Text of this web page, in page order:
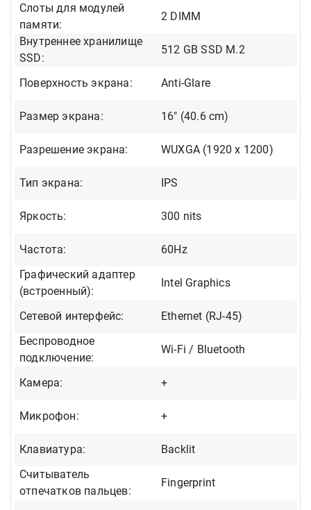
Слоты для модулей
памяти:
2 DIMM
Внутреннее хранилище
SSD:
512 GB SSD M.2
Поверхность экрана: Anti-Glare
Размер экрана: 16" (40.6 cm)
Разрешение экрана: WUXGA (1920 x 1200)
Тип экрана: IPS
Яркость: 300 nits
Частота:
60Hz
Графический адаптер
(встроенный):
Intel Graphics
Сетевой интерфейс:
Ethernet (RJ-45)
Беспроводное
подключение:
Wi-Fi / Bluetooth
Камера: +
Микрофон: +
Клавиатура:
Backlit
Cчитыватель
отпечатков пальцев:
Fingerprint